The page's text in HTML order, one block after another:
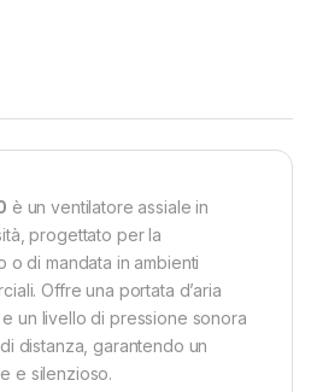
è un ventilatore assiale in
progettato per la
o di mandata in ambienti
Offre una portata d’aria
e un livello di pressione sonora
distanza, garantendo un
e silenzioso.